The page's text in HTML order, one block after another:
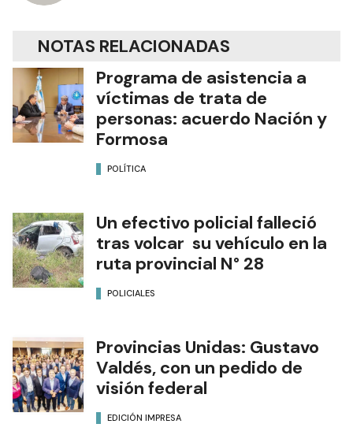
NOTAS RELACIONADAS
Programa de asistencia a
víctimas de trata de
personas: acuerdo Nación y
Formosa
Un efectivo policial falleció
tras volcar su vehículo en la
ruta provincial N° 28
Provincias Unidas: Gustavo
Valdés, con un pedido de
visión federal